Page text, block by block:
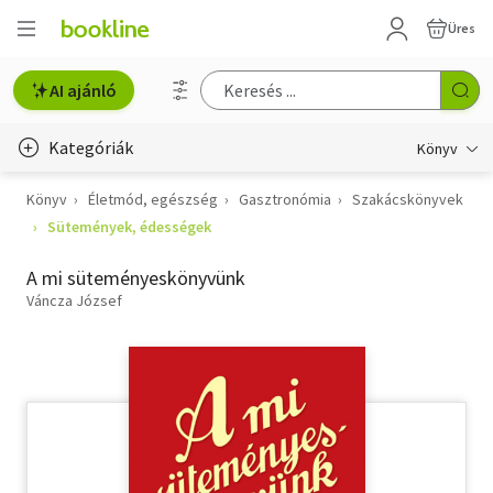
Üres
AI ajánló
Kategóriák Könyv
Életmód, egészség
Gyermek- és ifjúsági
Hobbi, szabadidő
Könyv Életmód, egészség Gasztronómia
Szakácskönyvek
Sütemények, édességek
A mi süteményeskönyvünk
Váncza József